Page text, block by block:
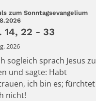
zum Sonntagsevangelium
:
14, 22 - 33
2026
sogleich sprach Jesus zu
und sagte: Habt
ich bin es; fürchtet
nicht!